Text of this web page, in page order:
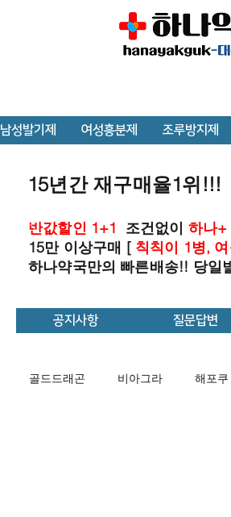
남성발기제 여성흥분제 조루방지제
15년간 재구매율1위!!!
반값할인 1+1 조건없이 하나+
15만 이상구매 [ 칙칙이 1병,
하나약국만의 빠른배송!! 당일
공지사항 질문답변
골드드래곤 비아그라 해포쿠